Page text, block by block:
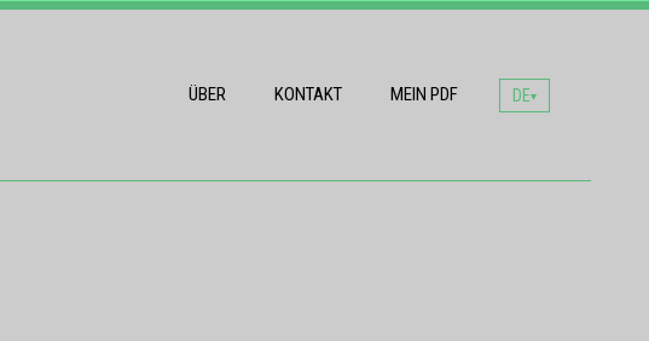
ÜBER KONTAKT MEIN PDF DE